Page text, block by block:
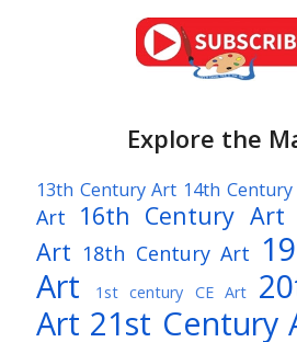
Explore the
13th Century Art 14th
Art
16th Century Art
Art 18th Century Art
Art
1st century CE Art
Art 21st Century